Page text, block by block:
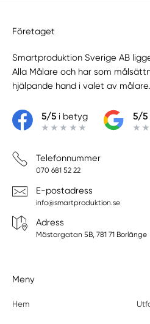
Företaget
Smartproduktion Sverige AB
Alla Målare och har som
hjälpande hand i valet av målare.
5/5i betyg 5/5
Telefonnummer
070 681 52 22
E-postadress
info@smartproduktion.se
Adress
Mästargatan 5B, 781 71 Borlänge
Meny
Hem